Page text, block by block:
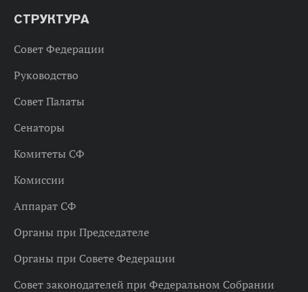
СТРУКТУРА
Совет Федерации
Руководство
Совет Палаты
Сенаторы
Комитеты СФ
Комиссии
Аппарат СФ
Органы при Председателе
Органы при Совете Федерации
Совет законодателей при Федеральном Собрании